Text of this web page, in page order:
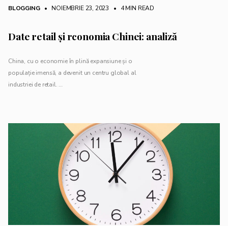
BLOGGING • NOIEMBRIE 23, 2023 • 4 MIN READ
Date retail și rconomia Chinei: analiză
China, cu o economie în plină expansiune și o
populație imensă, a devenit un centru global al
industriei de retail. …